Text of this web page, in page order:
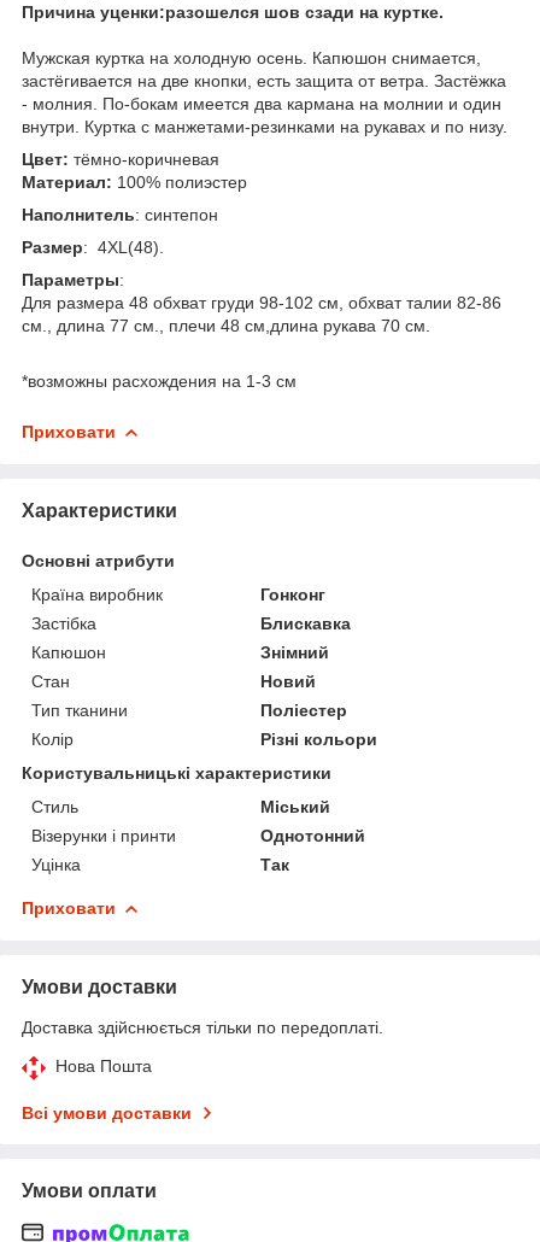
Причина уценки:разошелся шов сзади на куртке.
Мужская куртка на холодную осень. Капюшон снимается,
застёгивается на две кнопки, есть защита от ветра. Застёжка
- молния. По-бокам имеется два кармана на молнии и один
внутри. Куртка с манжетами-резинками на рукавах и по низу.
Цвет: тёмно-коричневая
Материал: 100% полиэстер
Наполнитель: синтепон
Размер: 4XL(48).
Параметры:
Для размера 48 обхват груди 98-102 см, обхват талии 82-86
см., длина 77 см., плечи 48 см,длина рукава 70 см.
*возможны расхождения на 1-3 см
Приховати
Характеристики
Основні атрибути
Країна виробник
Гонконг
Застібка
Блискавка
Капюшон
Знімний
Стан
Новий
Тип тканини
Поліестер
Колір
Різні кольори
Користувальницькі характеристики
Стиль
Міський
Візерунки і принти
Однотонний
Уцінка
Так
Приховати
Умови доставки
Доставка здійснюється тільки по передоплаті.
Нова Пошта
Всі умови доставки
Умови оплати